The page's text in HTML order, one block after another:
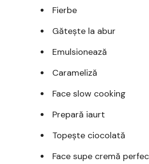
Fierbe
Gătește la abur
Emulsionează
Carameliză
Face slow cooking
Prepară iaurt
Topește ciocolată
Face supe cremă